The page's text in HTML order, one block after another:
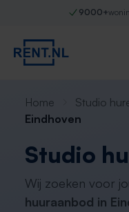
9000+
Home Studio
Eindhoven
Studio
Wij zoeken voor
huuraanbod in